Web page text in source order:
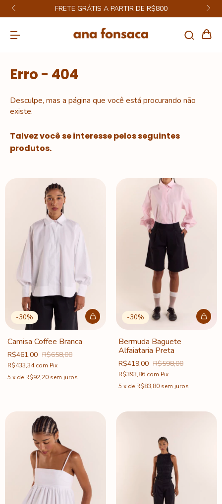
FRETE GRÁTIS A PARTIR DE R$800
Erro - 404
Desculpe, mas a página que você está procurando não
existe.
Talvez você se interesse pelos seguintes
produtos.
-30%
Camisa Coffee Branca
R$461,00 R$658,00
R$433,34com Pix
5 x deR$92,20 sem juros
-30%
Bermuda Baguete
Alfaiataria Preta
R$419,00 R$598,00
R$393,86 com Pix
5 x deR$83,80 sem juros